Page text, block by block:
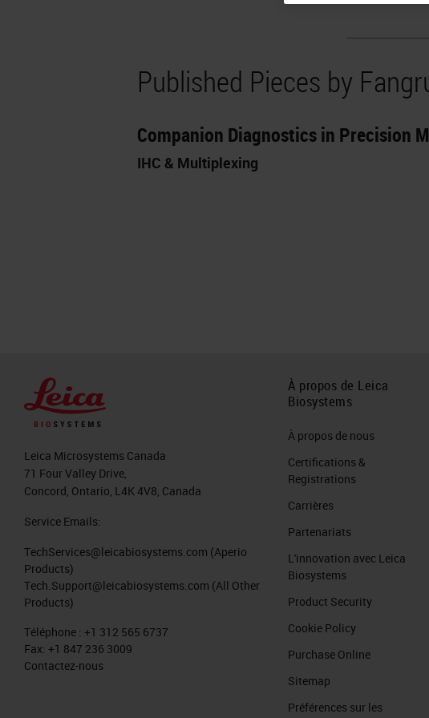
Published Pieces by
Companion Diagnostics in Precision
IHC & Multiplexing
Leica Microsystems Canada
71 Four Valley Drive,
Concord, Ontario, L4K 4V8, Canada
Service Emails:
TechServices@leicabiosystems.com (Aperio
Products)
Tech.Support@leicabiosystems.com (All Other
Products)
Téléphone : +1 312 565 6737
Fax: +1 847 236 3009
Contactez-nous
À propos de Leica
Biosystems
À propos de nous
Certifications &
Registrations
Carrières
Partenariats
L'innovation avec Leica
Biosystems
Product Security
Cookie Policy
Purchase Online
Sitemap
Préférences sur les